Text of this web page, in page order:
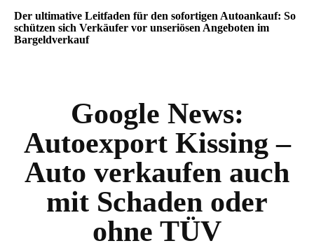
Der ultimative Leitfaden für den sofortigen Autoankauf: So
schützen sich Verkäufer vor unseriösen Angeboten im
Bargeldverkauf
Google News:
Autoexport Kissing –
Auto verkaufen auch
mit Schaden oder
ohne TÜV